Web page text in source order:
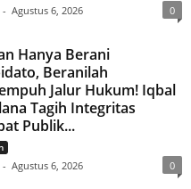
- Agustus 6, 2026 0
Hanya Berani
Beranilah
Jalur Hukum! Iqbal
Tagih Integritas
Publik...
- Agustus 6, 2026 0